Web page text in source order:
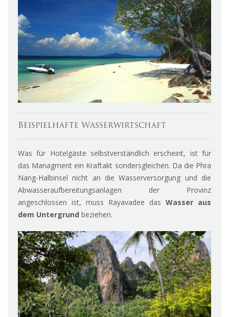
Beispielhafte Wasserwirtschaft
Was für Hotelgäste selbstverständlich erscheint, ist für
das Managment ein Kraftakt sondersgleichen. Da die Phra
Nang-Halbinsel nicht an die Wasserversorgung und die
Abwasseraufbereitungsanlagen der Provinz
angeschlossen ist, muss Rayavadee das Wasser aus
dem Untergrund beziehen.